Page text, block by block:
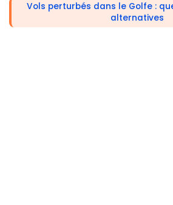
Vols perturbés dans le Golfe :
alternatives